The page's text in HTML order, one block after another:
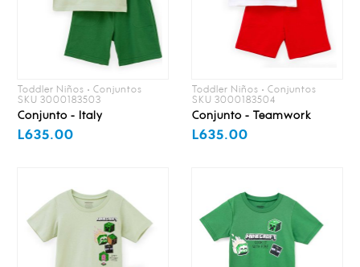
Toddler Niños • Conjuntos
SKU 3000183503
Conjunto - Italy
L635.00
Toddler Niños • Conjuntos
SKU 3000183504
Conjunto - Teamwork
L635.00